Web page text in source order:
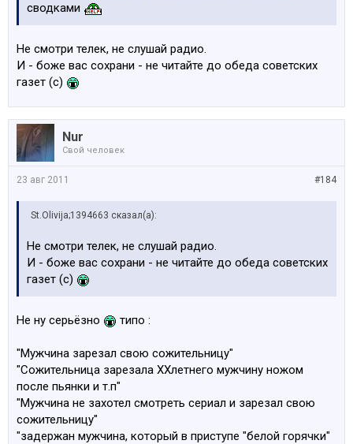
сводками
Не смотри телек, не слушай радио.
И - боже вас сохрани - не читайте до обеда советских
газет (с)
Nur
Свой человек
#184
23 авг 2011
St.Olivija;1394663 сказал(а):
Не смотри телек, не слушай радио.
И - боже вас сохрани - не читайте до обеда советских
газет (с)
Не ну серьёзно типо :
"Мужчина зарезал свою сожительницу"
"Сожительница зарезала ХХлетнего мужчину ножом
после пьянки и т.п"
"Мужчина не захотел смотреть сериал и зарезал свою
сожительницу"
"задержан мужчина, который в приступе "белой горячки"